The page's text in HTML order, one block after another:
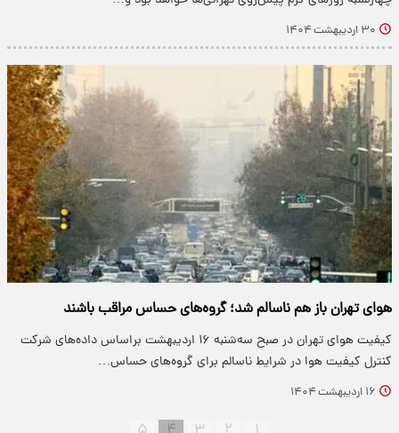
۳۰ اردیبهشت ۱۴۰۴
هوای تهران باز هم ناسالم شد؛ گروه‌های حساس مراقب باشند
کیفیت هوای تهران در صبح سه‌شنبه ۱۶ اردیبهشت براساس داده‌های شرکت
کنترل کیفیت هوا در شرایط ناسالم برای گروه‌های حساس…
۱۶ اردیبهشت ۱۴۰۴